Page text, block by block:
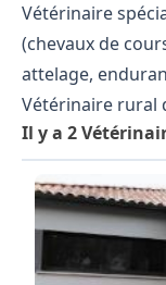
Vétérinaire
(chevaux de
attelage,
Vétérinaire rural
Il y a 2